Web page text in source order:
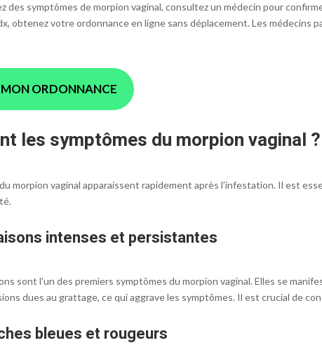
des symptômes de morpion vaginal, consultez un médecin pour
obtenez votre ordonnance en ligne sans déplacement. Les
ORDONNANCE
les symptômes du morpion vaginal ?
morpion vaginal apparaissent rapidement après l’infestation. Il est
intenses et persistantes
sont l’un des premiers symptômes du morpion vaginal. Elles se
dues au grattage, ce qui aggrave les symptômes. Il est crucial de
bleues et rougeurs